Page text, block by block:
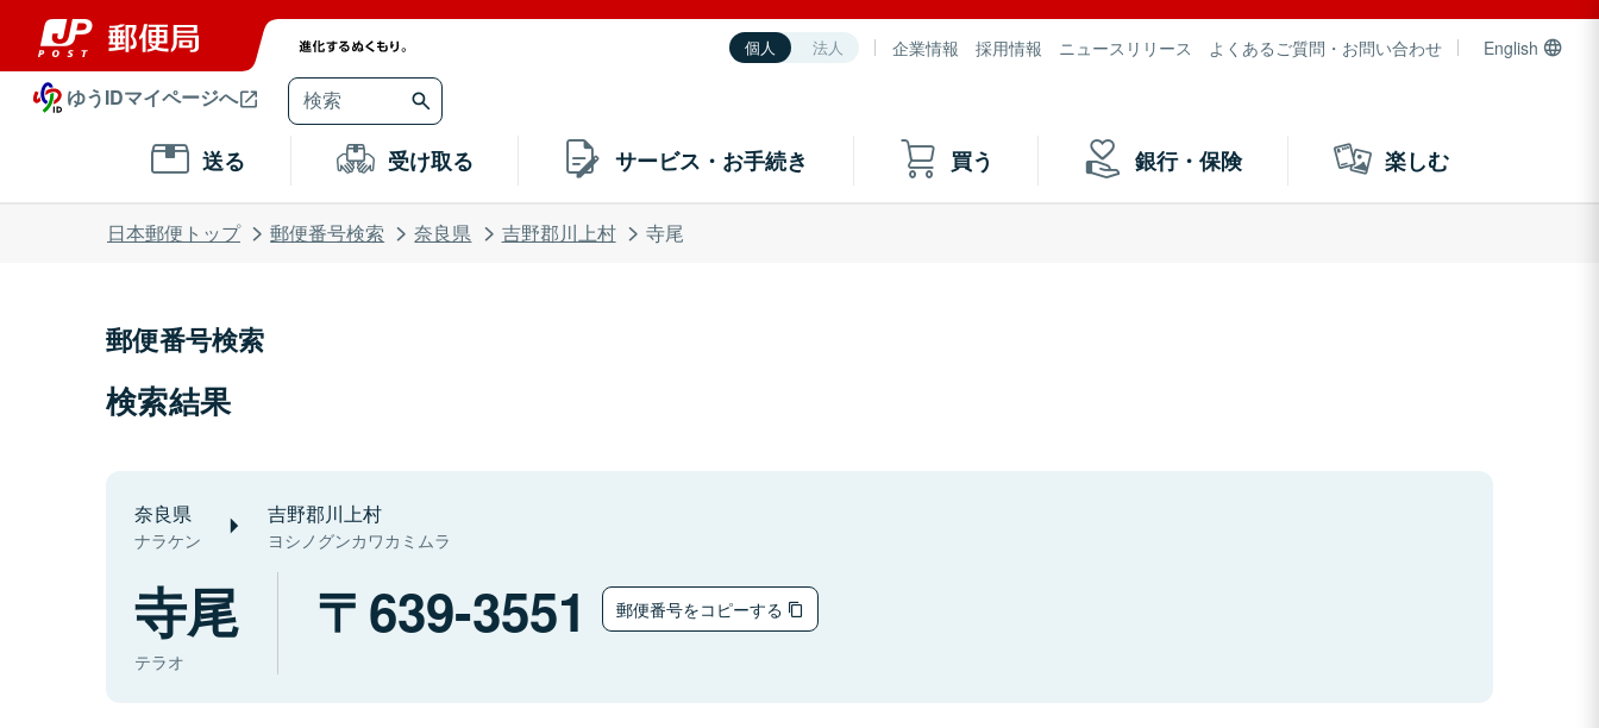
個人 法人 企業情報 採用情報 ニュースリリース よくあるご質問・お問い合わせ English
ゆうIDマイページへ
送る 受け取る サービス・お手続き 買う 銀行・保険 楽しむ
日本郵便トップ 郵便番号検索 奈良県 吉野郡川上村 寺尾
郵便番号検索
検索結果
奈良県
ナラケン
吉野郡川上村
ヨシノグンカワカミムラ
寺尾
テラオ
639-3551 郵便番号をコピーする